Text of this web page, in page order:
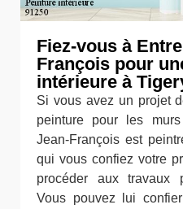
Fiez-vous à
François pour
intérieure à
Si vous avez un projet
peinture pour les
Jean-François est
qui vous confiez votre
procéder aux travaux
Vous pouvez lui